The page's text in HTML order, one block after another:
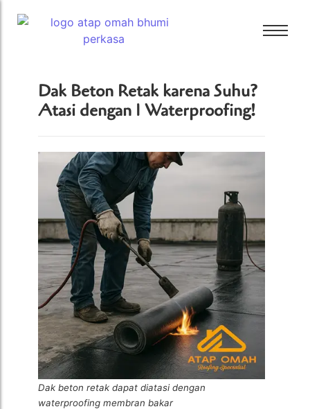
Bali Bitumen
Tarkey
Tegola
Bali BitumenDak Beton Retak karena Suhu?
Atasi dengan 1 Waterproofing!
Dak beton retak dapat diatasi dengan
waterproofing membran bakar